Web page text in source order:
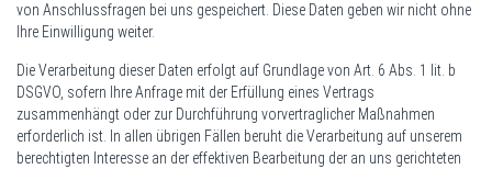
von Anschlussfragen bei uns gespeichert. Diese Daten geben wir nicht ohne
Ihre Einwilligung weiter.
Die Verarbeitung dieser Daten erfolgt auf Grundlage von Art. 6 Abs. 1 lit. b
DSGVO, sofern Ihre Anfrage mit der Erfüllung eines Vertrags
zusammenhängt oder zur Durchführung vorvertraglicher Maßnahmen
erforderlich ist. In allen übrigen Fällen beruht die Verarbeitung auf unserem
berechtigten Interesse an der effektiven Bearbeitung der an uns gerichteten